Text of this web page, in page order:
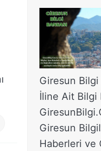
Giresun Bilgi
İline Ait Bilgi
Giresun
Haberleri ve